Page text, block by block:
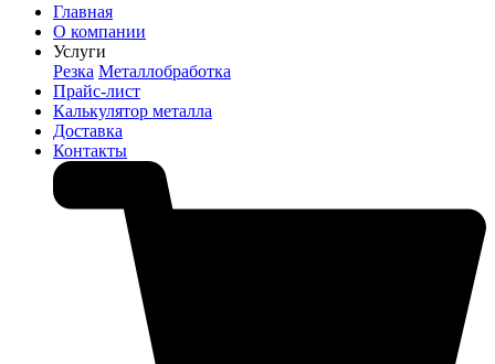
Главная
О компании
Услуги
Резка Металлобработка
Прайс-лист
Калькулятор металла
Доставка
Контакты